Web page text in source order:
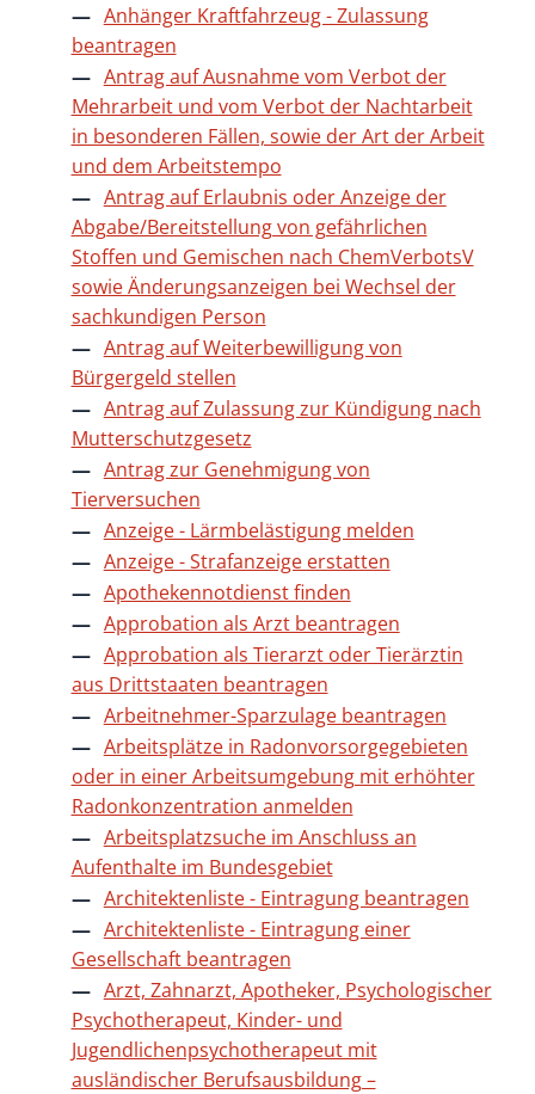
Anhänger Kraftfahrzeug - Zulassung
beantragen
Antrag auf Ausnahme vom Verbot der
Mehrarbeit und vom Verbot der Nachtarbeit
in besonderen Fällen, sowie der Art der Arbeit
und dem Arbeitstempo
Antrag auf Erlaubnis oder Anzeige der
Abgabe/Bereitstellung von gefährlichen
Stoffen und Gemischen nach ChemVerbotsV
sowie Änderungsanzeigen bei Wechsel der
sachkundigen Person
Antrag auf Weiterbewilligung von
Bürgergeld stellen
Antrag auf Zulassung zur Kündigung nach
Mutterschutzgesetz
Antrag zur Genehmigung von
Tierversuchen
Anzeige - Lärmbelästigung melden
Anzeige - Strafanzeige erstatten
Apothekennotdienst finden
Approbation als Arzt beantragen
Approbation als Tierarzt oder Tierärztin
aus Drittstaaten beantragen
Arbeitnehmer-Sparzulage beantragen
Arbeitsplätze in Radonvorsorgegebieten
oder in einer Arbeitsumgebung mit erhöhter
Radonkonzentration anmelden
Arbeitsplatzsuche im Anschluss an
Aufenthalte im Bundesgebiet
Architektenliste - Eintragung beantragen
Architektenliste - Eintragung einer
Gesellschaft beantragen
Arzt, Zahnarzt, Apotheker, Psychologischer
Psychotherapeut, Kinder- und
Jugendlichenpsychotherapeut mit
ausländischer Berufsausbildung –